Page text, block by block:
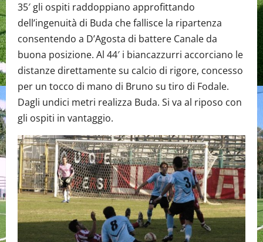
35′ gli ospiti raddoppiano approfittando
dell’ingenuità di Buda che fallisce la ripartenza
consentendo a D’Agosta di battere Canale da
buona posizione. Al 44′ i biancazzurri accorciano le
distanze direttamente su calcio di rigore, concesso
per un tocco di mano di Bruno su tiro di Fodale.
Dagli undici metri realizza Buda. Si va al riposo con
gli ospiti in vantaggio.